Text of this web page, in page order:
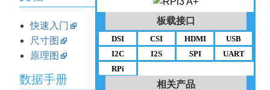
板载接口
DSI CSI HDMI
USB
I2C
I2S SPI
UART
RPi
相关产品
快速入门
尺寸图
原理图
数据手册